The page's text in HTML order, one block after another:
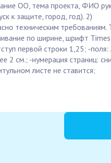
ОО, тема проекта, ФИО
к защите, город, год). 2)
техническим требованиям.
по ширине, шрифт
первой строки 1,25; -
2 см.; -нумерация страниц:
листе не ставится;